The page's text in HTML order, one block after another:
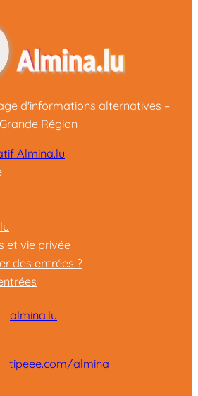
d'informations alternatives –
Région
Almina.lu
et vie privée
des entrées ?
almina.lu
tipeee.com/almina